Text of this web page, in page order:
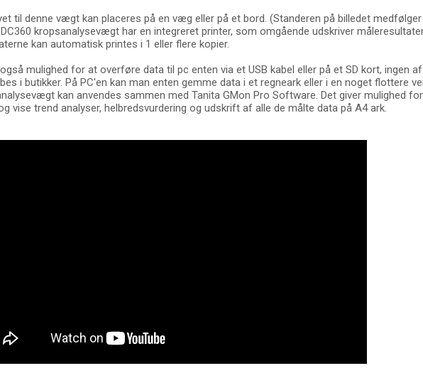
til denne vægt kan placeres på en væg eller på et bord. (Standeren på billedet medfølger
kropsanalysevægt har en integreret printer, som omgående udskriver
kan automatisk printes i 1 eller flere kopier.
mulighed for at overføre data til pc enten via et USB kabel eller på et SD kort, ingen
i butikker. På PC'en kan man enten gemme data i et regneark eller i en noget flottere
kan anvendes sammen med Tanita GMon Pro Software. Det giver mulighed
vise trend analyser, helbredsvurdering og udskrift af alle de målte data på A4 ark.